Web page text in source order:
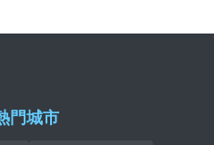
門城市